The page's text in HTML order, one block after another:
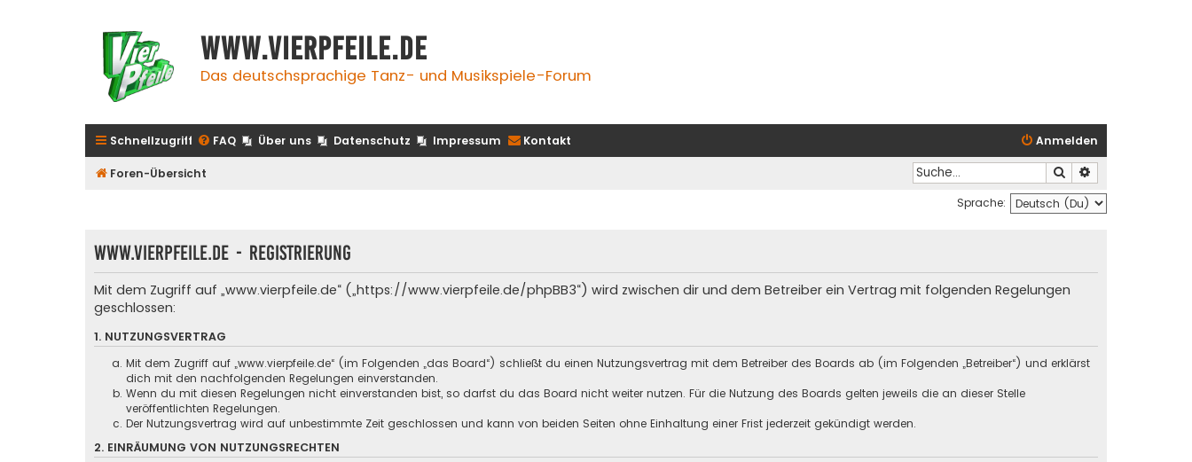
www.vierpfeile.de
Das deutschsprachige Tanz- und Musikspiele-Forum
Schnellzugriff FAQ Über uns Datenschutz Impressum Kontakt Anmelden
Foren-Übersicht Suche
Sprache:
www.vierpfeile.de - Registrierung
Mit dem Zugriff auf „www.vierpfeile.de“ („https://www.vierpfeile.de/phpBB3“) wird zwischen dir und dem Betreiber ein Vertrag mit folgenden Regelungen
geschlossen:
1. NUTZUNGSVERTRAG
Mit dem Zugriff auf „www.vierpfeile.de“ (im Folgenden „das Board“) schließt du einen Nutzungsvertrag mit dem Betreiber des Boards ab (im Folgenden „Betreiber“) und erklärst
dich mit den nachfolgenden Regelungen einverstanden.
Wenn du mit diesen Regelungen nicht einverstanden bist, so darfst du das Board nicht weiter nutzen. Für die Nutzung des Boards gelten jeweils die an dieser Stelle
veröffentlichten Regelungen.
Der Nutzungsvertrag wird auf unbestimmte Zeit geschlossen und kann von beiden Seiten ohne Einhaltung einer Frist jederzeit gekündigt werden.
2. EINRÄUMUNG VON NUTZUNGSRECHTEN